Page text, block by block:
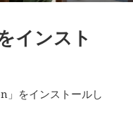
インスト
をインストールし